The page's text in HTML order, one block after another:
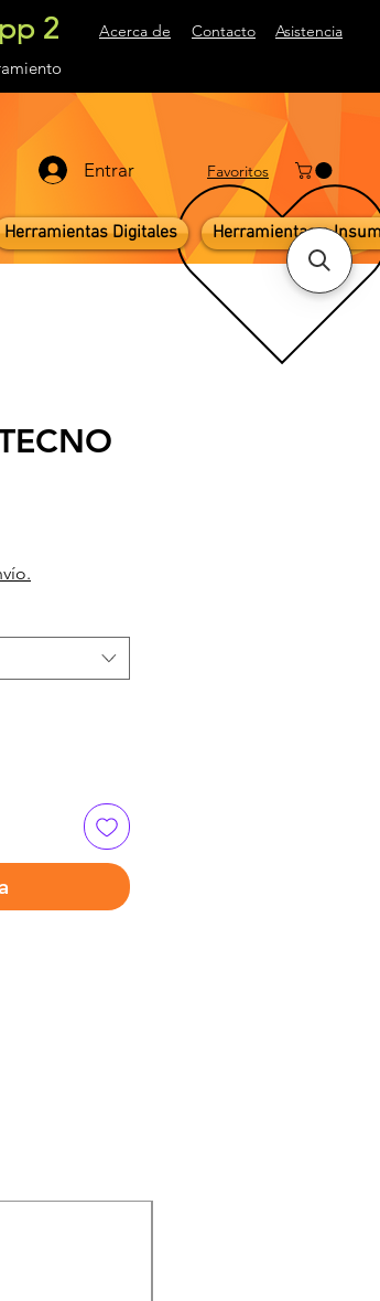
2 Acerca de Contacto Asistencia
Entrar Favoritos
Herramientas Digitales Herramientas e